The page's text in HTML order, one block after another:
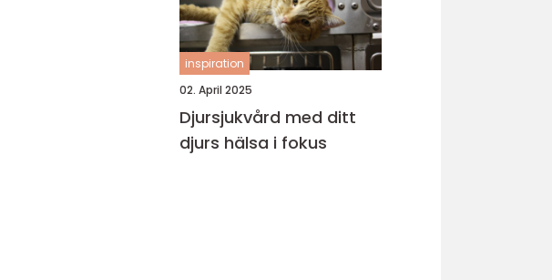
inspiration
02. April 2025
Djursjukvård med ditt
djurs hälsa i fokus